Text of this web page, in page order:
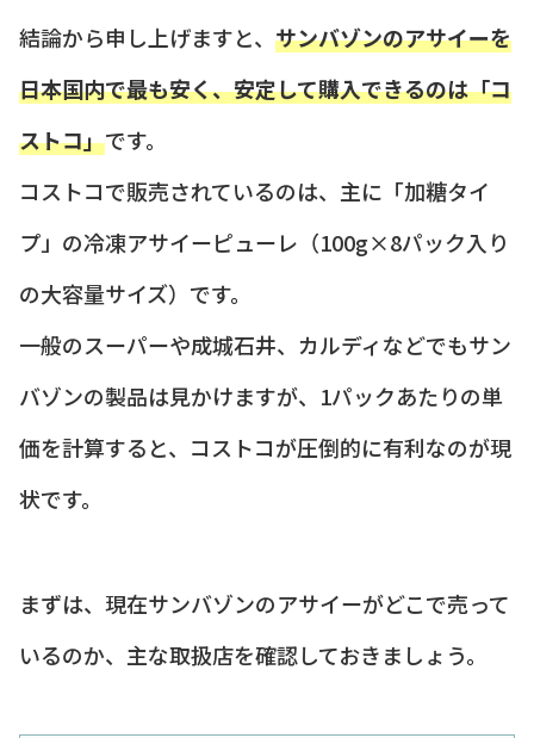
結論から申し上げますと、 サンバゾンのアサイーを
日本国内で最も安く、安定して購入できるのは「コ
ストコ」です。
コストコで販売されているのは、主に「加糖タイ
プ」の冷凍アサイーピューレ（100g×8パック入り
の大容量サイズ）です。
一般のスーパーや成城石井、カルディなどでもサン
バゾンの製品は見かけますが、1パックあたりの単
価を計算すると、コストコが圧倒的に有利なのが現
状です。
まずは、現在サンバゾンのアサイーがどこで売って
いるのか、主な取扱店を確認しておきましょう。